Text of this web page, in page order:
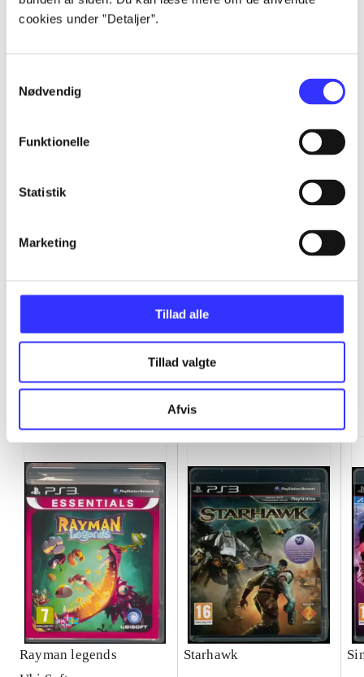
cookies under ”Detaljer”.
Nødvendig
Funktionelle
Statistik
Marketing
Tillad alle
Tillad valgte
Afvis
Alle registrerede artikler fordelt på udgivelser
Minder om
Rayman legends
Starhawk